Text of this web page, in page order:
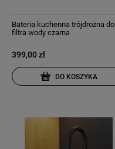
Bateria kuchenna trójdrożna do
filtra wody czarna
399,00 zł
DO KOSZYKA